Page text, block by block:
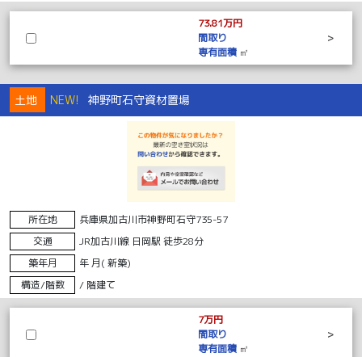
73.81万円
間取り
専有面積㎡
>
土地 NEW! 神野町石守資材置場
所在地
兵庫県加古川市神野町石守735-57
交通
JR加古川線 日岡駅 徒歩28分
築年月
年 月( 新築)
構造/階数
/ 階建て
7万円
間取り
専有面積㎡
>